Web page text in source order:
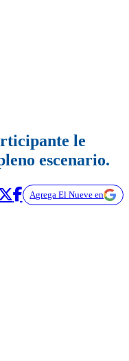
le
escenario.
Agrega El Nueve en